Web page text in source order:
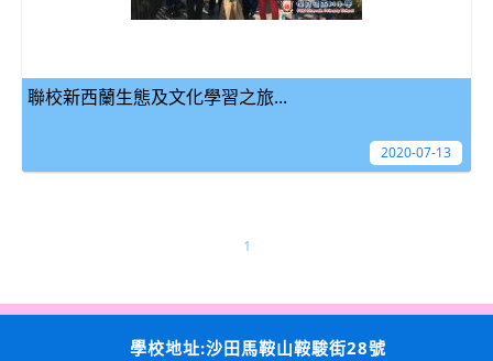
聯校新西蘭生態及文化學習之旅...
2020-07-13
1
學校地址:沙田馬鞍山鞍駿街28號